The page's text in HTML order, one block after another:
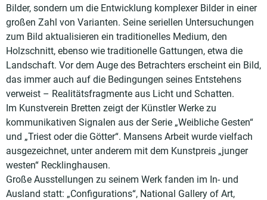
Bilder, sondern um die Entwicklung komplexer Bilder in einer
großen Zahl von Varianten. Seine seriellen Untersuchungen
zum Bild aktualisieren ein traditionelles Medium, den
Holzschnitt, ebenso wie traditionelle Gattungen, etwa die
Landschaft. Vor dem Auge des Betrachters erscheint ein Bild,
das immer auch auf die Bedingungen seines Entstehens
verweist – Realitätsfragmente aus Licht und Schatten.
Im Kunstverein Bretten zeigt der Künstler Werke zu
kommunikativen Signalen aus der Serie „Weibliche Gesten“
und „Triest oder die Götter“. Mansens Arbeit wurde vielfach
ausgezeichnet, unter anderem mit dem Kunstpreis „junger
westen“ Recklinghausen.
Große Ausstellungen zu seinem Werk fanden im In- und
Ausland statt: „Configurations“, National Gallery of Art,